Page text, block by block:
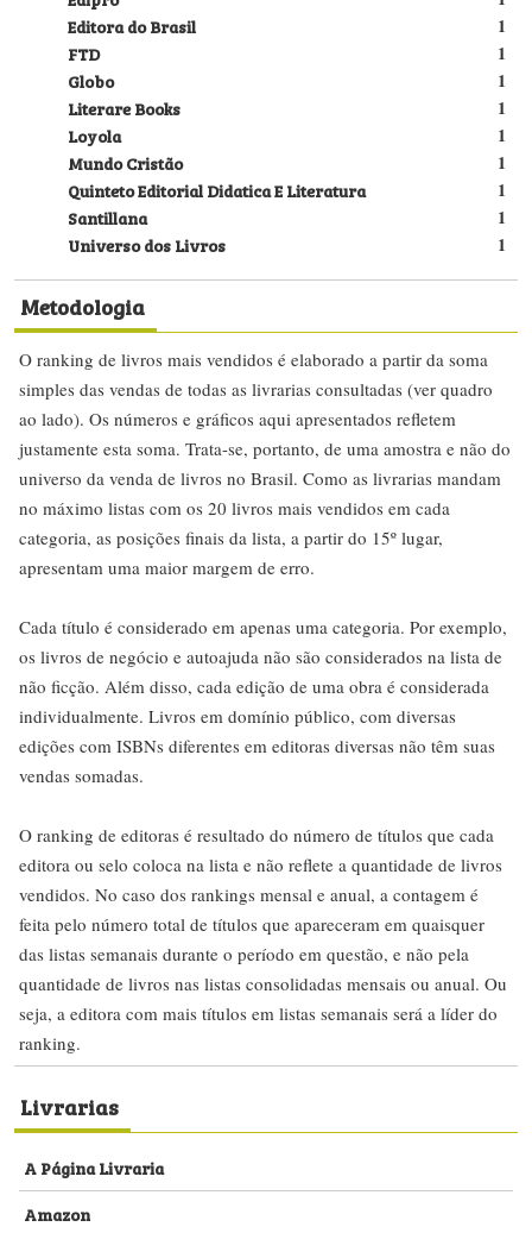
1
Editora do Brasil
1
FTD
1
Globo
1
Literare Books
1
Loyola
1
Mundo Cristão
1
Quinteto Editorial Didatica E Literatura
1
Santillana
1
Universo dos Livros
Metodologia
O ranking de livros mais vendidos é elaborado a partir da soma
simples das vendas de todas as livrarias consultadas (ver quadro
ao lado). Os números e gráficos aqui apresentados refletem
justamente esta soma. Trata-se, portanto, de uma amostra e não do
universo da venda de livros no Brasil. Como as livrarias mandam
no máximo listas com os 20 livros mais vendidos em cada
categoria, as posições finais da lista, a partir do 15º lugar,
apresentam uma maior margem de erro.
Cada título é considerado em apenas uma categoria. Por exemplo,
os livros de negócio e autoajuda não são considerados na lista de
não ficção. Além disso, cada edição de uma obra é considerada
individualmente. Livros em domínio público, com diversas
edições com ISBNs diferentes em editoras diversas não têm suas
vendas somadas.
O ranking de editoras é resultado do número de títulos que cada
editora ou selo coloca na lista e não reflete a quantidade de livros
vendidos. No caso dos rankings mensal e anual, a contagem é
feita pelo número total de títulos que apareceram em quaisquer
das listas semanais durante o período em questão, e não pela
quantidade de livros nas listas consolidadas mensais ou anual. Ou
seja, a editora com mais títulos em listas semanais será a líder do
ranking.
Livrarias
A Página Livraria
Amazon